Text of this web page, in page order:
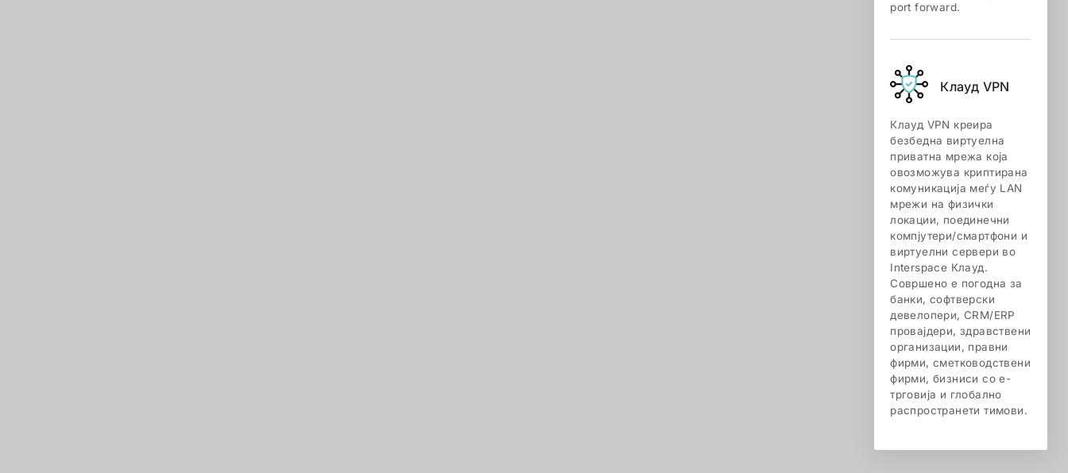
port forward.
Клауд VPN
Клауд VPN креира
безбедна виртуелна
приватна мрежа која
овозможува криптирана
комуникација меѓу LAN
мрежи на физички
локации, поединечни
компјутери/смартфони и
виртуелни сервери во
Interspace Клауд.
Совршено е погодна за
банки, софтверски
девелопери, CRM/ERP
провајдери, здравствени
организации, правни
фирми, сметководствени
фирми, бизниси со е-
трговија и глобално
распространети тимови.